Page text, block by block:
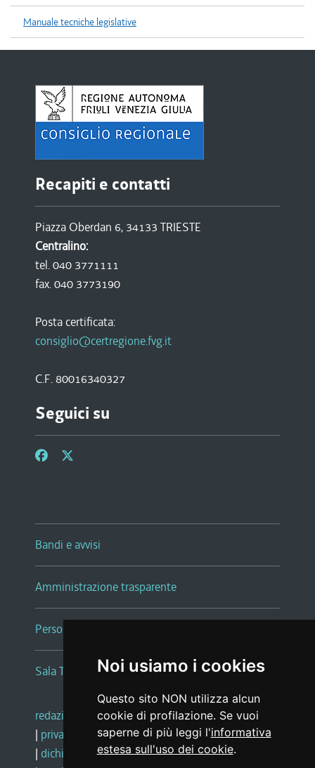
Noi usiamo i cookies
Questo sito NON utilizza alcun
cookie di profilazione. Se vuoi
saperne di più leggi l'informativa
estesa sull'uso dei cookie.
Manuale tecniche legislative
Recapiti e contatti
Piazza Oberdan 6, 34133 TRIESTE
Centralino:
tel. 040 3771111
fax. 040 3773190
Posta certificata:
consiglio@certregione.fvg.it
C.F. 80016340327
Seguici su
Bandi e avvisi
Amministrazione trasparente
Persone e Uffici
Sala Tiziano Tessitori
redazione web |note legali |glossario
| privacy
social media policy
| dichiarazione di accessibilità |feedback